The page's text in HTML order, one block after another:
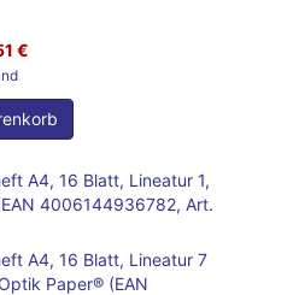
€
A4, 16 Blatt, Lineatur 1,
4006144936782, Art.
A4, 16 Blatt, Lineatur 7
Paper® (EAN